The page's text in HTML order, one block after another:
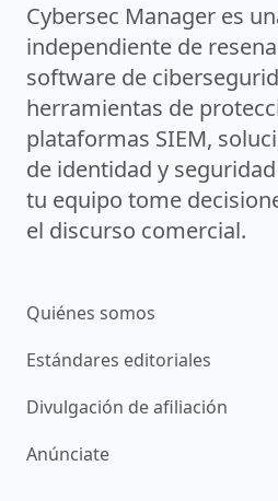
Cybersec Manager es
independiente de
software de
herramientas de
plataformas SIEM,
de identidad y
tu equipo tome
el discurso comercial.
Quiénes somos
Estándares editoriales
Divulgación de afiliación
Anúnciate